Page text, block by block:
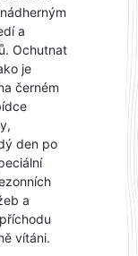
a
Ochutnat
je
černém
den po
a
vítáni.